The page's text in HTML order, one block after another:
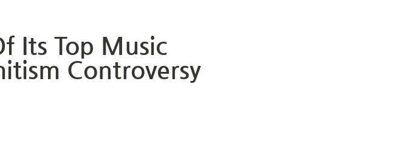
Its Top Music
Controversy